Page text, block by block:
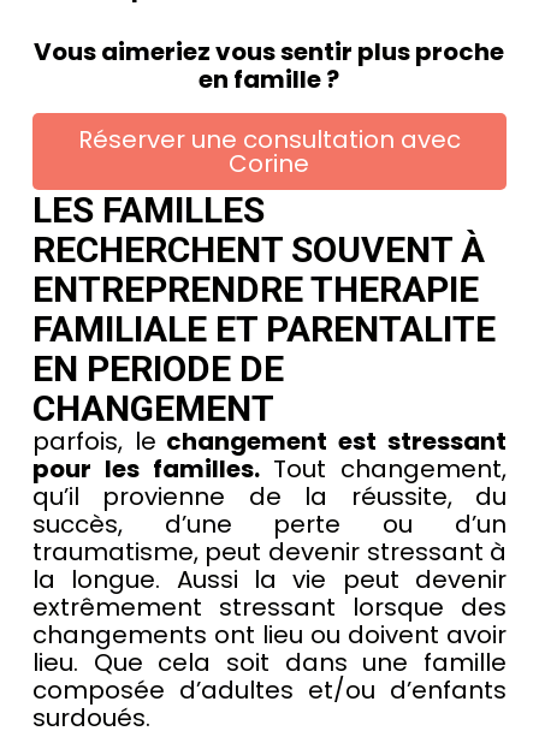
Vous aimeriez vous sentir plus proche
en famille ?
Réserver une consultation avec
Corine
LES FAMILLES
RECHERCHENT SOUVENT À
ENTREPRENDRE THERAPIE
FAMILIALE ET PARENTALITE
EN PERIODE DE
CHANGEMENT
parfois, le changement est stressant
pour les familles. Tout changement,
qu’il provienne de la réussite, du
succès, d’une perte ou d’un
traumatisme, peut devenir stressant à
la longue. Aussi la vie peut devenir
extrêmement stressant lorsque des
changements ont lieu ou doivent avoir
lieu. Que cela soit dans une famille
composée d’adultes et/ou d’enfants
surdoués.